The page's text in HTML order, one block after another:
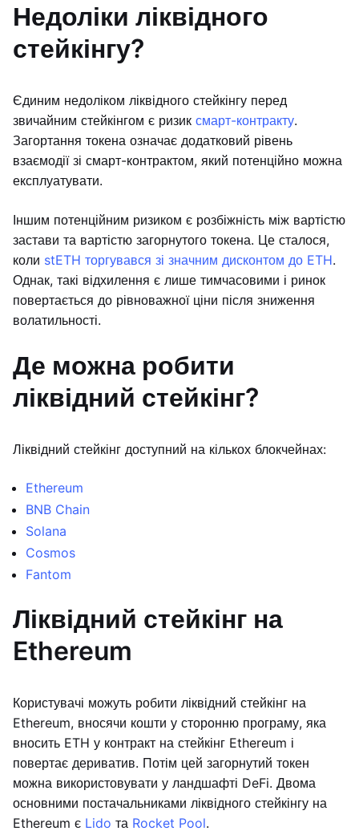
Недоліки ліквідного
стейкінгу?
Єдиним недоліком ліквідного стейкінгу перед
звичайним стейкінгом є ризик смарт-контракту.
Загортання токена означає додатковий рівень
взаємодії зі смарт-контрактом, який потенційно можна
експлуатувати.
Іншим потенційним ризиком є розбіжність між вартістю
застави та вартістю загорнутого токена. Це сталося,
коли stETH торгувався зі значним дисконтом до ETH.
Однак, такі відхилення є лише тимчасовими і ринок
повертається до рівноважної ціни після зниження
волатильності.
Де можна робити
ліквідний стейкінг?
Ліквідний стейкінг доступний на кількох блокчейнах:
Ethereum
BNB Chain
Solana
Cosmos
Fantom
Ліквідний стейкінг на
Ethereum
Користувачі можуть робити ліквідний стейкінг на
Ethereum, вносячи кошти у сторонню програму, яка
вносить ETH у контракт на стейкінг Ethereum і
повертає дериватив. Потім цей загорнутий токен
можна використовувати у ландшафті DeFi. Двома
основними постачальниками ліквідного стейкінгу на
Ethereum є Lido та Rocket Pool.